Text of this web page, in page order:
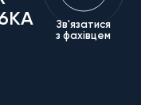
Зв'язатися
з фахівцем